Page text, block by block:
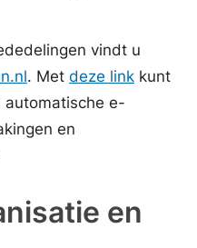
vindt u
. Met deze link kunt
automatische e-
en
en